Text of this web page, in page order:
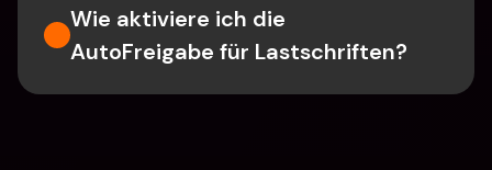
Wie aktiviere ich die
AutoFreigabe für Lastschriften?